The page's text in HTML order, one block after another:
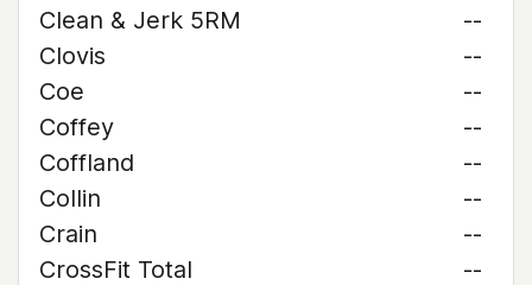
Clean & Jerk 5RM
--
Clovis
--
Coe
--
Coffey
--
Coffland
--
Collin
--
Crain
--
CrossFit Total
--